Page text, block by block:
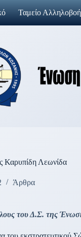
Ταμείο
Καρυπίδη Λεωνίδα
Άρθρα
του Δ.Σ. της